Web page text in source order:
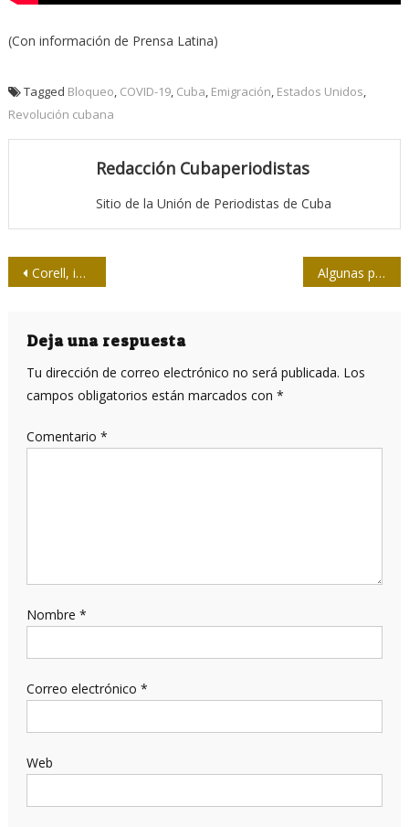
(Con información de Prensa Latina)
Tagged Bloqueo COVID-19, Cuba Emigración Estados Unidos
Revolución cubana
Redacción Cubaperiodistas
Sitio de la Unión de Periodistas de Cuba
Navegación
entradas
Corell, inmunólogo: “Infectarse con la variante delta después de vacunarse es muy posible” Algunas preocupaciones desde nuestras filas
Deja una respuesta
Tu dirección de correo electrónico no será publicada. Los
campos obligatorios están marcados con *
Comentario *
Nombre *
Correo electrónico *
Web